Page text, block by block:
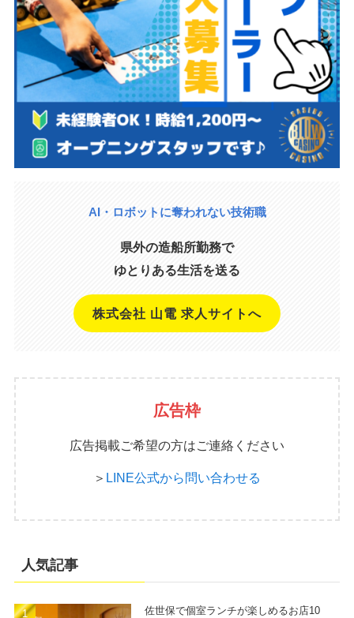
AI・ロボットに奪われない技術職
県外の造船所勤務で
ゆとりある生活を送る
株式会社 山電 求人サイトへ
広告枠
広告掲載ご希望の方はご連絡ください
＞ LINE公式から問い合わせる
人気記事
佐世保で個室ランチが楽しめるお店10